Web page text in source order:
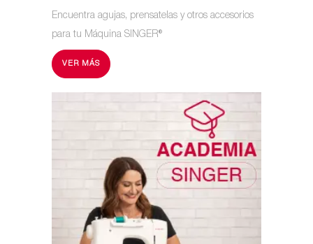
Encuentra agujas, prensatelas y otros accesorios
para tu Máquina SINGER®
VER MÁS